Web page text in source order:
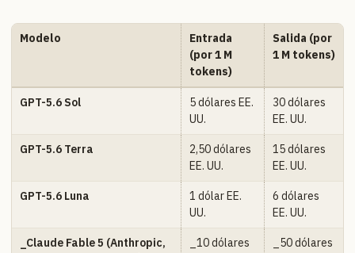
Modelo
Entrada
(por 1 M
tokens)
Salida (por
1 M tokens)
GPT-5.6 Sol
5 dólares EE.
UU.
30 dólares
EE. UU.
GPT-5.6 Terra
2,50 dólares
EE. UU.
15 dólares
EE. UU.
GPT-5.6 Luna
1 dólar EE.
UU.
6 dólares
EE. UU.
_Claude Fable 5 (Anthropic,
_10 dólares
_50 dólares